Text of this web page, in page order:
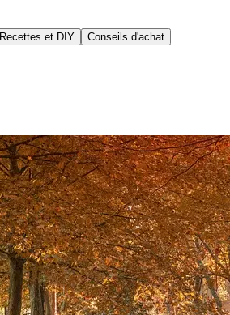
Recettes et DIY
Conseils d'achat